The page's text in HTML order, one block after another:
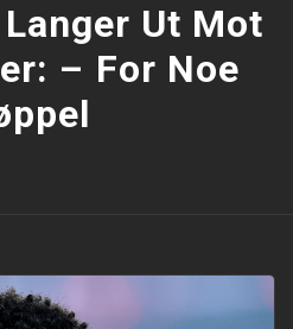
Ut Mot
–⁠ For Noe